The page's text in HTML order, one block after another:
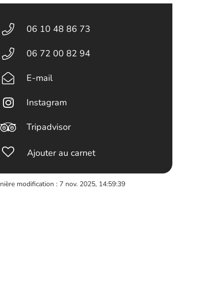
06 10 48 86 73
06 72 00 82 94
E-mail
Instagram
Tripadvisor
Ajouter au carnet
modification : 7 nov. 2025, 14:59:39